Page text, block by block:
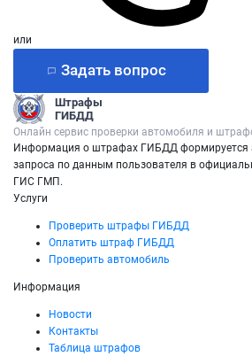
или
Задать вопрос
Штрафы
ГИБДД
Онлайн сервис проверки автомобиля и
Информация о штрафах ГИБДД формируется
запроса по данным пользователя в
ГИС ГМП.
Услуги
Проверить штрафы ГИБДД
Оплатить штраф ГИБДД
Проверить автомобиль
Информация
Новости
Контакты
Таблица штрафов